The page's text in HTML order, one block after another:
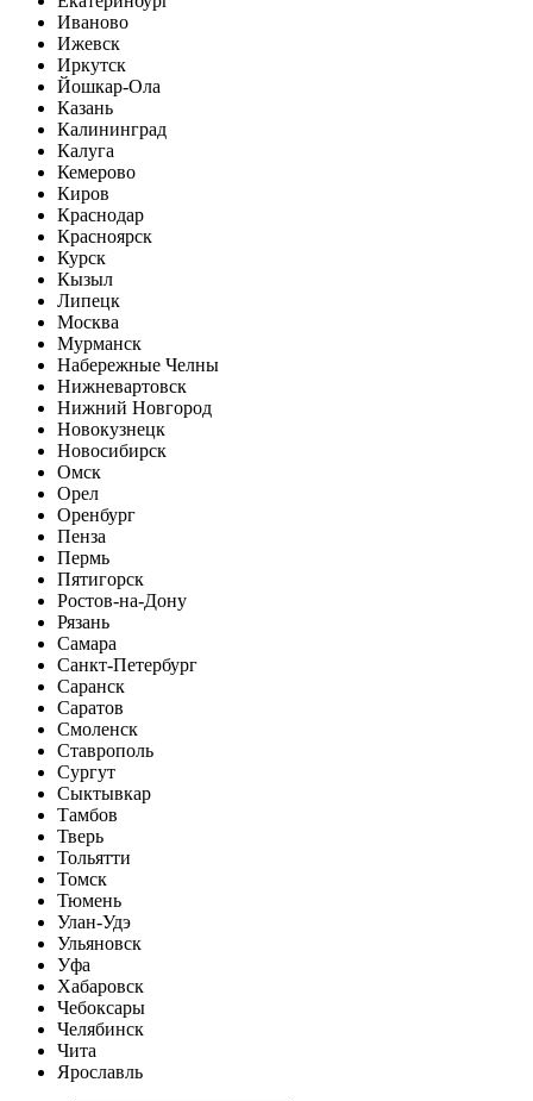
Иваново
Ижевск
Иркутск
Йошкар-Ола
Казань
Калининград
Калуга
Кемерово
Киров
Краснодар
Красноярск
Курск
Кызыл
Липецк
Москва
Мурманск
Набережные Челны
Нижневартовск
Нижний Новгород
Новокузнецк
Новосибирск
Омск
Орел
Оренбург
Пенза
Пермь
Пятигорск
Ростов-на-Дону
Рязань
Самара
Санкт-Петербург
Саранск
Саратов
Смоленск
Ставрополь
Сургут
Сыктывкар
Тамбов
Тверь
Тольятти
Томск
Тюмень
Улан-Удэ
Ульяновск
Уфа
Хабаровск
Чебоксары
Челябинск
Чита
Ярославль